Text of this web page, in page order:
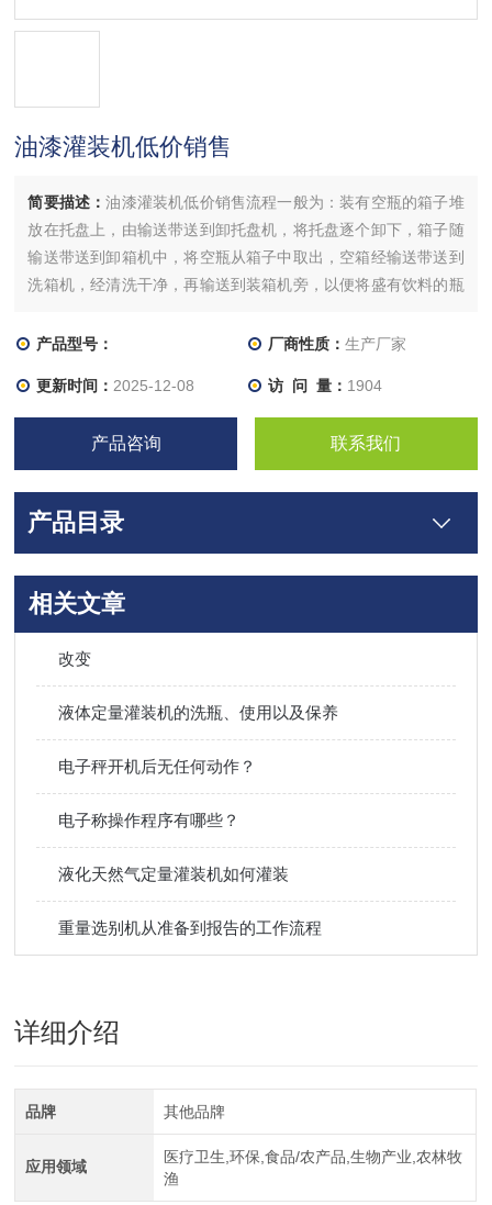
油漆灌装机低价销售
简要描述：油漆灌装机低价销售流程一般为：装有空瓶的箱子堆
放在托盘上，由输送带送到卸托盘机，将托盘逐个卸下，箱子随
输送带送到卸箱机中，将空瓶从箱子中取出，空箱经输送带送到
洗箱机，经清洗干净，再输送到装箱机旁，以便将盛有饮料的瓶
产品型号：
厂商性质： 生产厂家
更新时间： 2025-12-08 访 问 量： 1904
产品咨询 联系我们
产品目录
相关文章
改变
液体定量灌装机的洗瓶、使用以及保养
电子秤开机后无任何动作？
电子称操作程序有哪些？
液化天然气定量灌装机如何灌装
重量选别机从准备到报告的工作流程
详细介绍
品牌 其他品牌
应用领域
医疗卫生,环保,食品/农产品,生物产业,农林牧
渔